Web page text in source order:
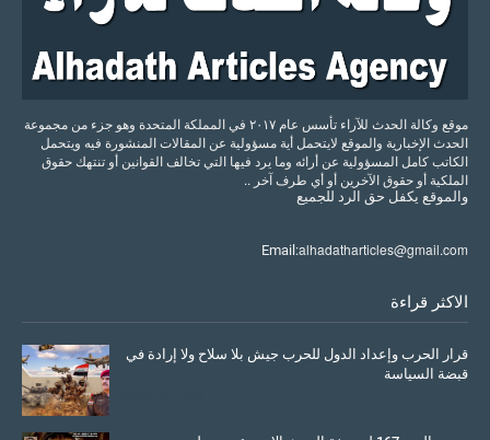
موقع وكالة الحدث للآراء تأسس عام ٢٠١٧ في المملكة المتحدة وهو جزء من مجموعة
الحدث الإخبارية والموقع لايتحمل أية مسؤولية عن المقالات المنشورة فيه ويتحمل
الكاتب كامل المسؤولية عن أرائه وما يرد فيها التي تخالف القوانين أو تنتهك حقوق
الملكية أو حقوق الآخرين أو أي طرف آخر ..
والموقع يكفل حق الرد للجميع
Email:alhadatharticles@gmail.com
الاكثر قراءة
قرار الحرب وإعداد الدول للحرب جيش بلا سلاح ولا إرادة في
قبضة السياسة